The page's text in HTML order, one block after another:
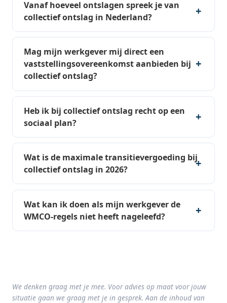
Vanaf hoeveel ontslagen spreek je van
collectief ontslag in Nederland?
Mag mijn werkgever mij direct een
vaststellingsovereenkomst aanbieden bij
collectief ontslag?
Heb ik bij collectief ontslag recht op een
sociaal plan?
Wat is de maximale transitievergoeding bij
collectief ontslag in 2026?
Wat kan ik doen als mijn werkgever de
WMCO-regels niet heeft nageleefd?
We denken graag met je mee. Voor advies op maat voor jouw
situatie gaan we graag met je in gesprek. Aan de inhoud van